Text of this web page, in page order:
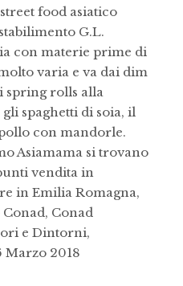
food asiatico
G.L.
con materie prime di
varia e va dai dim
spring rolls alla
spaghetti di soia, il
con mandorle.
Asiamama si trovano
vendita in
in Emilia Romagna,
Conad
e Dintorni,
Marzo 2018